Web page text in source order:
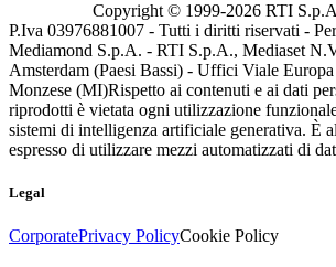
Copyright © 1999-2026 RTI
P.Iva 03976881007 - Tutti i diritti riservati -
Mediamond S.p.A. - RTI S.p.A., Mediaset
Amsterdam (Paesi Bassi) - Uffici Viale
Monzese (MI)Rispetto ai contenuti e ai dati
riprodotti è vietata ogni utilizzazione
sistemi di intelligenza artificiale generativa. È
espresso di utilizzare mezzi automatizzati di
Legal
CorporatePrivacy PolicyCookie Policy